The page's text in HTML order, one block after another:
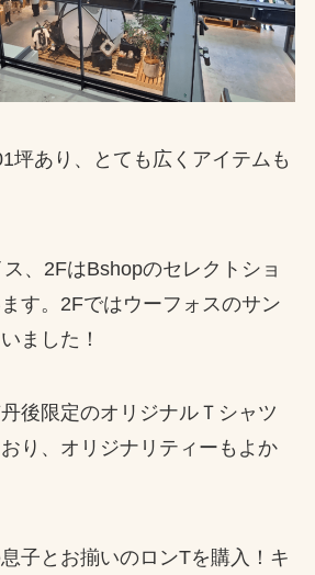
坪あり、とても広くアイテムも
、2FはBshopのセレクトショ
す。2Fではウーフォスのサン
ました！
後限定のオリジナルＴシャツ
り、オリジナリティーもよか
子とお揃いのロンTを購入！キ